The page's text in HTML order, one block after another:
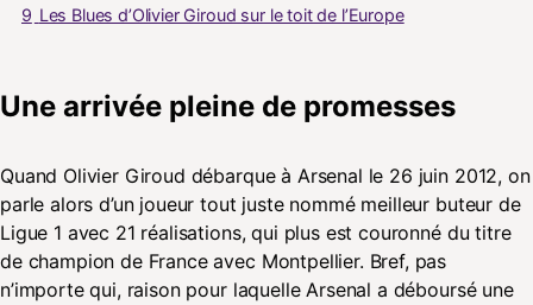
9 Les Blues d’Olivier Giroud sur le toit de l’Europe
Une arrivée pleine de promesses
Quand Olivier Giroud débarque à Arsenal le 26 juin 2012, on
parle alors d’un joueur tout juste nommé meilleur buteur de
Ligue 1 avec 21 réalisations, qui plus est couronné du titre
de champion de France avec Montpellier. Bref, pas
n’importe qui, raison pour laquelle Arsenal a déboursé une